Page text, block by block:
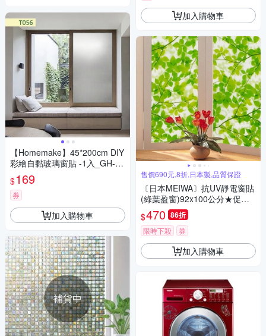
【Homemake】45*200cm DIY
彩繪自黏玻璃窗貼 -1入_GH-T0
56 (防曬/遮陽/玻璃貼/保護隱
私/美化佈置)
$169
券
加入購物車
補貨中
加入購物車
售價690元,8折,日本製,品質保證
〔日本MEIWA〕抗UV靜電窗貼
(綠葉盈窗)92x100公分★促銷
$470 86折
限時下殺 券
加入購物車